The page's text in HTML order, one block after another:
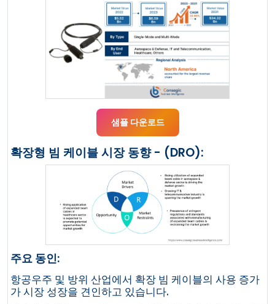
샘플 다운로드
확장형 빔 케이블 시장 동향 - (DRO):
주요 동인:
항공우주 및 방위 산업에서 확장 빔 케이블의 사용 증가
가 시장 성장을 견인하고 있습니다.